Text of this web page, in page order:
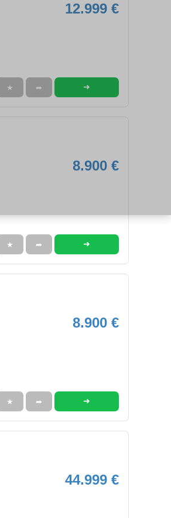
12.999 €
★ ➦ ➜
8.900 €
★ ➦ ➜
8.900 €
★ ➦ ➜
44.999 €